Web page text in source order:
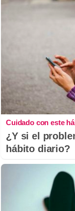
Cuidado con este
¿Y si el
hábito diario?